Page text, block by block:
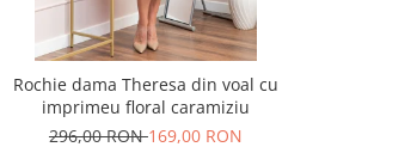
Rochie dama Theresa din voal cu
imprimeu floral caramiziu
296,00 RON169,00 RON